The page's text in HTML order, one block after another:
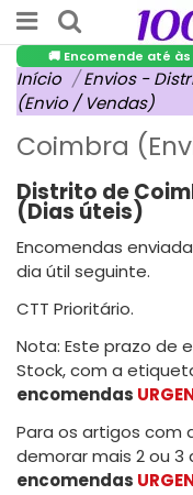
🚚 Encomende até
Início Envios -
(Envio / Vendas)
Coimbra
Distrito de
(Dias úteis)
Encomendas
dia útil seguinte.
CTT Prioritário.
Nota: Este prazo de
Stock, com a
encomendas
Para os artigos com
demorar mais 2 ou 3
encomendas